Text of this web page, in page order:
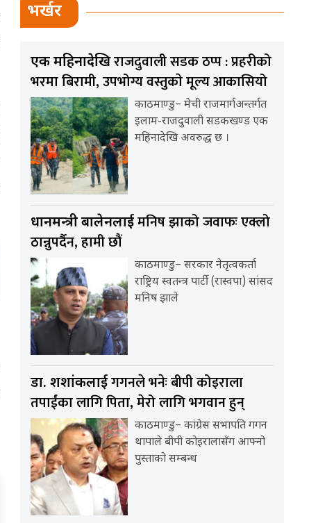
भर्खर
एक महिनादेखिराजदुवाली सडक ठप्प : प्रहरीको
भरमा बिरामी, उपभोग्य वस्तुकाे मूल्य आकासियो
काठमाण्डु– मेची राजमार्गअन्तर्गत
इलाम-राजदुवाली सडकखण्ड एक
महिनादेखि अवरुद्ध छ ।
प्रधानमन्त्री बालेनलाईमनिष झाको जवाफः एक्लो
ठान्नुपर्दैन, हामी छौं
काठमाण्डु– सरकार नेतृत्वकर्ता
राष्ट्रिय स्वतन्त्र पार्टी (रास्वपा) सांसद
मनिष झाले
डा. शशांकलाईगगनले भनेः बीपी कोइराला
तपाईंका लागि पिता, मेरो लागि भगवान हुन्
काठमाण्डु– कांग्रेस सभापति गगन
थापाले बीपी कोइरालासँग आफ्नो
पुस्ताको सम्बन्ध